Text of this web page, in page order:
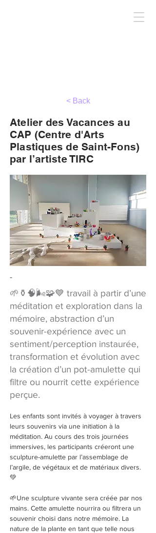
< Back
Atelier des Vacances au
CAP (Centre d'Arts
Plastiques de Saint-Fons)
par l’artiste TIRC
-
🌱⚱️🧠🌬🧩💙 travail à partir d’une
méditation et exploration dans la
mémoire, abstraction d’un
souvenir-expérience avec un
sentiment/perception instaurée,
transformation et évolution avec
la création d’un pot-amulette qui
filtre ou nourrit cette expérience
perçue.
Les enfants sont invités à voyager à travers
leurs souvenirs via une initiation à la
méditation. Au cours des trois journées
immersives, les participants créeront une
sculpture-amulette par l’assemblage de
l’argile, de végétaux et de matériaux divers.
💚
🌱Une sculpture vivante sera créée par nos
mains. Cette amulette nourrira ou filtrera un
souvenir choisi dans notre mémoire. La
nature de la plante en tant que telle nous